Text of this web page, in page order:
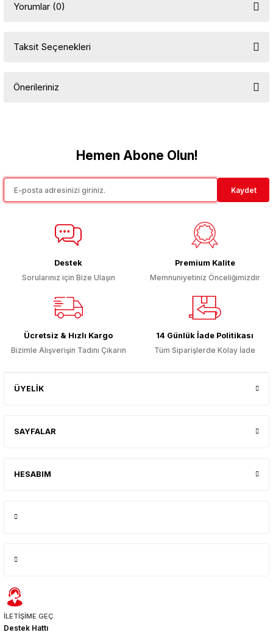
Yorumlar (0)
Taksit Seçenekleri
Önerileriniz
Görüş ve önerileriniz için teşekkür ederiz.
Ürün resmi kalitesiz, bozuk veya görüntülenemiyor.
Ürün fiyatı diğer sitelerden daha pahalı.
Hemen Abone Olun!
Kaydet
Destek
Sorularınız için Bize Ulaşın
Premium Kalite
Memnuniyetiniz Önceliğimizdir
Ücretsiz & Hızlı Kargo
Bizimle Alışverişin Tadını Çıkarın
14 Günlük İade Politikası
Tüm Siparişlerde Kolay İade
ÜYELİK
SAYFALAR
HESABIM
İLETİŞİME GEÇ
Destek Hattı